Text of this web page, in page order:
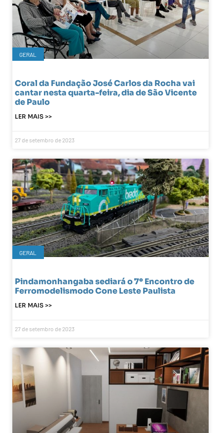
GERAL
Coral da Fundação José Carlos da Rocha vai
cantar nesta quarta-feira, dia de São Vicente
de Paulo
LER MAIS >>
27 de setembro de 2023
GERAL
Pindamonhangaba sediará o 7º Encontro de
Ferromodelismodo Cone Leste Paulista
LER MAIS >>
27 de setembro de 2023